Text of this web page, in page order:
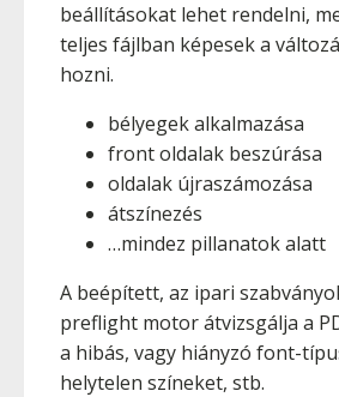
beállításokat lehet rendelni,
teljes fájlban képesek a
hozni.
bélyegek alkalmazása
front oldalak beszúrása
oldalak újraszámozása
átszínezés
…mindez pillanatok alatt
A beépített, az ipari
preflight motor átvizsgálja a
a hibás, vagy hiányzó font-
helytelen színeket, stb.